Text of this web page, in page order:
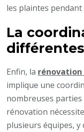
les plaintes
La
Enfin, la rénovation
implique une
nombreuses
rénovation
plusieurs équipes,